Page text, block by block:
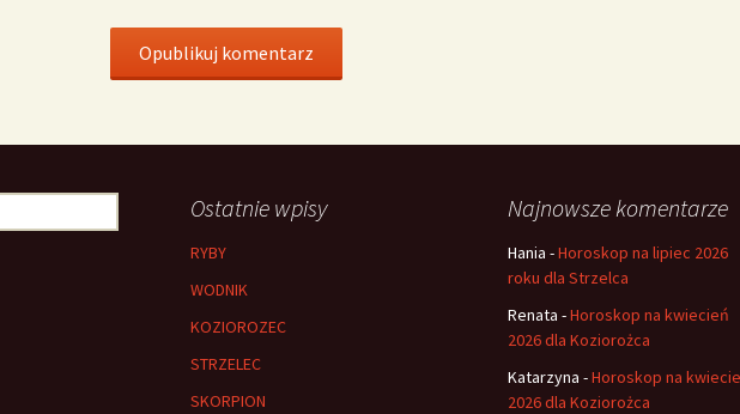
Ostatnie wpisy
RYBY
WODNIK
KOZIOROZEC
STRZELEC
SKORPION
Najnowsze komentarze
Hania -Horoskop na lipiec 2026
roku dla Strzelca
Renata -Horoskop na kwiecień
2026 dla Koziorożca
Katarzyna -Horoskop na
2026 dla Koziorożca